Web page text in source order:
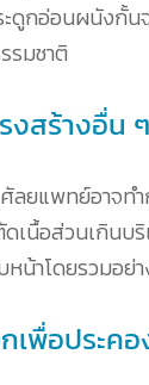
ะดูกอ่อนผนังกั้
รมชาติ
งสร้างอื่น ๆ
ลยแพทย์อาจท
เนื้อส่วนเกินบ
หน้าโดยรวมอ
กเพื่อประค